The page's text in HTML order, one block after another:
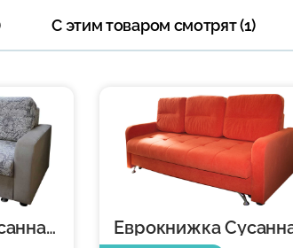
С этим товаром смотрят (1)
Еврокнижка Сусанна 5